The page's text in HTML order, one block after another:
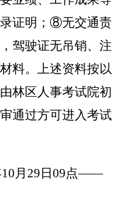
证明； ⑧无交通责
驾驶证无吊销、注
料。上述资料按以
林区人事考试院初
通过方可进入考试
10月29日09点——